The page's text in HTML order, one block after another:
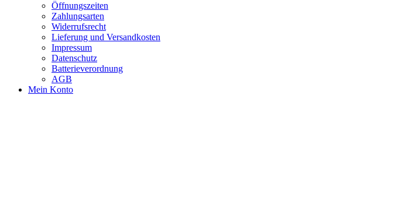
Öffnungszeiten
Zahlungsarten
Widerrufsrecht
Lieferung und Versandkosten
Impressum
Datenschutz
Batterieverordnung
AGB
Mein Konto